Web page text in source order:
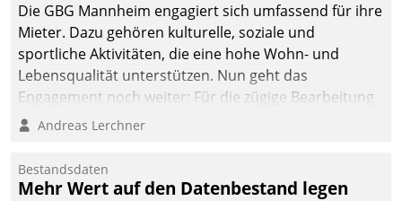
Die GBG Mannheim engagiert sich umfassend für ihre
Mieter. Dazu gehören kulturelle, soziale und
sportliche Aktivitäten, die eine hohe Wohn- und
Lebensqualität unterstützen. Nun geht das
Engagement noch weiter: Für die zügige Bearbeitung
von Beschwerden – oder Lob – richtet das
und Beschwerde-Management einen eigenen Kanal
ein.
Andreas Lerchner
Bestandsdaten
Mehr Wert auf den Datenbestand legen